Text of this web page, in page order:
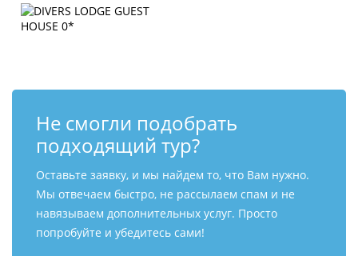
Не смогли подобрать
подходящий тур?
Оставьте заявку, и мы найдем то, что Вам нужно.
Мы отвечаем быстро, не рассылаем спам и не
навязываем дополнительных услуг. Просто
попробуйте и убедитесь сами!